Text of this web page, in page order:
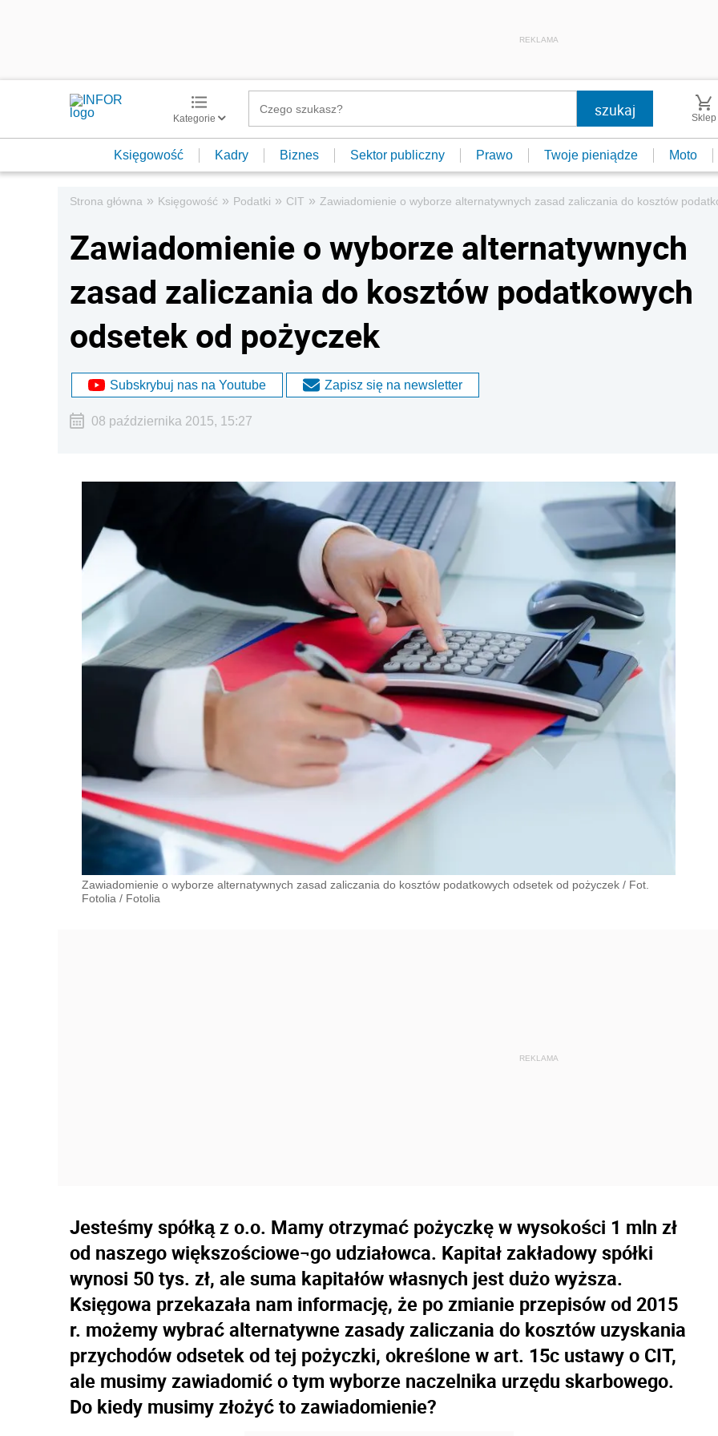
REKLAMA
Kategorie Sklep
Księgowość Kadry Biznes Sektor publiczny Prawo Twoje pieniądze Moto
Strona główna » Księgowość » Podatki » CIT » Zawiadomienie o wyborze alternatywnych zasad zaliczania do kosztów
Zawiadomienie o wyborze alternatywnych
zasad zaliczania do kosztów podatkowych
odsetek od pożyczek
Subskrybuj nas na Youtube Zapisz się na newsletter
08 października 2015, 15:27
Zawiadomienie o wyborze alternatywnych zasad zaliczania do kosztów podatkowych odsetek od pożyczek / Fot.
Fotolia / Fotolia
Jesteśmy spółką z o.o. Mamy otrzymać pożyczkę w wysokości 1 mln zł
od naszego większościowe¬go udziałowca. Kapitał zakładowy spółki
wynosi 50 tys. zł, ale suma kapitałów własnych jest dużo wyższa.
Księgowa przekazała nam informację, że po zmianie przepisów od 2015
r. możemy wybrać alternatywne zasady zaliczania do kosztów uzyskania
przychodów odsetek od tej pożyczki, określone w art. 15c ustawy o CIT,
ale musimy zawiadomić o tym wyborze naczelnika urzędu skarbowego.
Do kiedy musimy złożyć to zawiadomienie?